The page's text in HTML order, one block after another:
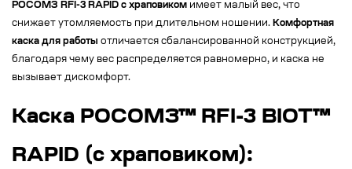
РОСОМЗ RFI-3 RAPID с храповиком имеет малый вес, что
снижает утомляемость при длительном ношении. Комфортная
каска для работы отличается сбалансированной конструкцией,
благодаря чему вес распределяется равномерно, и каска не
вызывает дискомфорт.
Каска РОСОМЗ™ RFI-3 BIOT™
RAPID (с храповиком):